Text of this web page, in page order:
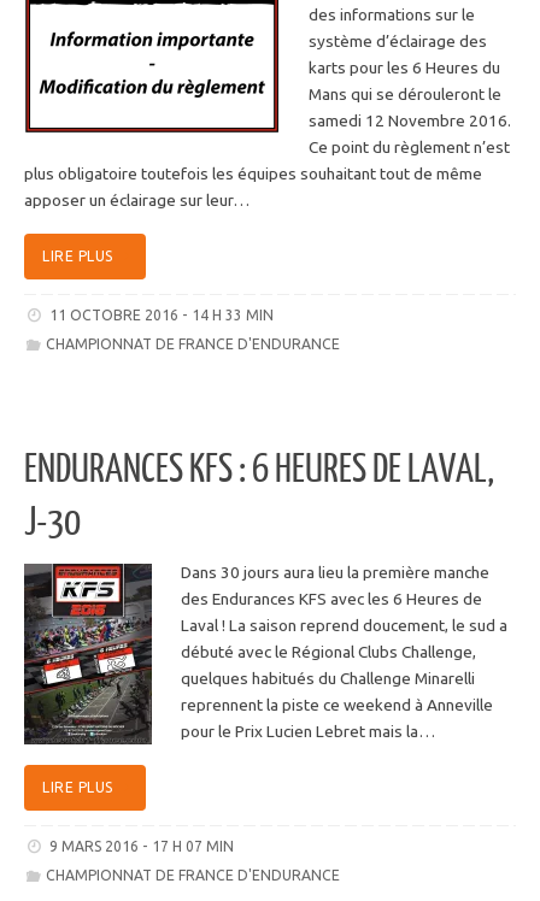
des informations sur le
système d’éclairage des
karts pour les 6 Heures du
Mans qui se dérouleront le
samedi 12 Novembre 2016.
Ce point du règlement n’est
plus obligatoire toutefois les équipes souhaitant tout de même
apposer un éclairage sur leur…
LIRE PLUS
11 OCTOBRE 2016 - 14 H 33 MIN
CHAMPIONNAT DE FRANCE D'ENDURANCE
ENDURANCES KFS : 6 HEURES DE LAVAL,
J-30
Dans 30 jours aura lieu la première manche
des Endurances KFS avec les 6 Heures de
Laval ! La saison reprend doucement, le sud a
débuté avec le Régional Clubs Challenge,
quelques habitués du Challenge Minarelli
reprennent la piste ce weekend à Anneville
pour le Prix Lucien Lebret mais la…
LIRE PLUS
9 MARS 2016 - 17 H 07 MIN
CHAMPIONNAT DE FRANCE D'ENDURANCE